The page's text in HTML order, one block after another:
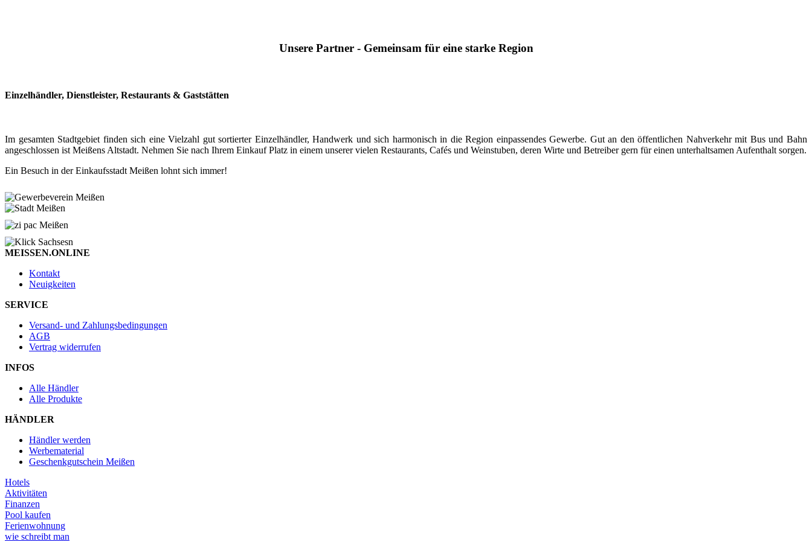
Unsere Partner - Gemeinsam für eine starke Region
Einzelhändler, Dienstleister, Restaurants & Gaststätten
Im gesamten Stadtgebiet finden sich eine Vielzahl gut sortierter Einzelhändler, Handwerk und sich harmonisch in die Region einpassendes Gewerbe. Gut an den öffentlichen Nahverkehr mit Bus und Bahn
angeschlossen ist Meißens Altstadt. Nehmen Sie nach Ihrem Einkauf Platz in einem unserer vielen Restaurants, Cafés und Weinstuben, deren Wirte und Betreiber gern für einen unterhaltsamen Aufenthalt sorgen.
Ein Besuch in der Einkaufsstadt Meißen lohnt sich immer!
MEISSEN.ONLINE
Kontakt
Neuigkeiten
SERVICE
Versand- und Zahlungsbedingungen
AGB
Vertrag widerrufen
INFOS
Alle Händler
Alle Produkte
HÄNDLER
Händler werden
Werbematerial
Geschenkgutschein Meißen
Hotels
Aktivitäten
Finanzen
Pool kaufen
Ferienwohnung
wie schreibt man